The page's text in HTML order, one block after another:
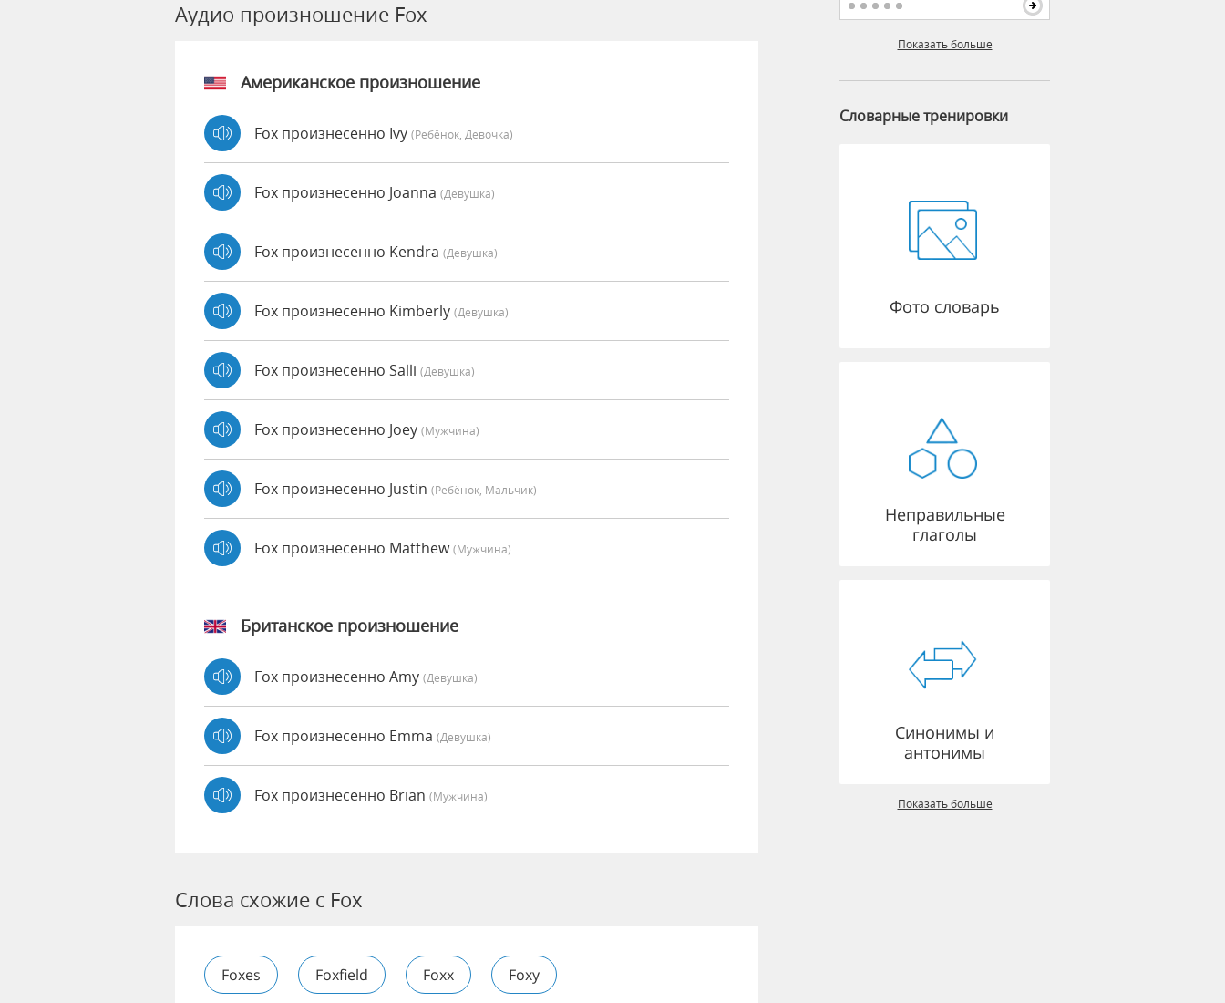
Аудио произношение Fox
Американское произношение
Fox произнесенно Ivy (Ребёнок, Девочка)
Fox произнесенно Joanna (девушка)
Fox произнесенно Kendra (девушка)
Fox произнесенно Kimberly (девушка)
Fox произнесенно Salli (девушка)
Fox произнесенно Joey (мужчина)
Fox произнесенно Justin (Ребёнок, Мальчик)
Fox произнесенно Matthew(мужчина)
Британское произношение
Fox произнесенно Amy (девушка)
Fox произнесенно Emma (девушка)
Fox произнесенно Brian (мужчина)
Слова схожие с Fox
Foxes Foxfield Foxx Foxy
Показать больше
Словарные тренировки
Фото словарь
Неправильные
глаголы
Синонимы и
антонимы
Показать больше